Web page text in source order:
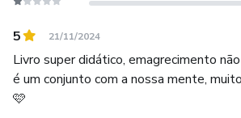
5 21/11/2024
Livro super didático, emagrecimento
é um conjunto com a nossa mente,
🩷